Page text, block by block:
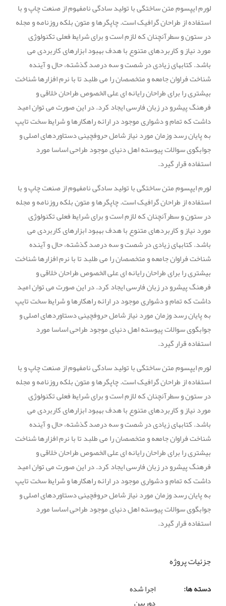
لورم ایپسوم متن ساختگی با تولید سادگی نامفهوم از صنعت چاپ و با
استفاده از طراحان گرافیک است. چاپگرها و متون بلکه روزنامه و مجله
در ستون و سطرآنچنان که لازم است و برای شرایط فعلی تکنولوژی
مورد نیاز و کاربردهای متنوع با هدف بهبود ابزارهای کاربردی می
باشد. کتابهای زیادی در شصت و سه درصد گذشته، حال و آینده
شناخت فراوان جامعه و متخصصان را می طلبد تا با نرم افزارها شناخت
بیشتری را برای طراحان رایانه ای علی الخصوص طراحان خلاقی و
فرهنگ پیشرو در زبان فارسی ایجاد کرد. در این صورت می توان امید
داشت که تمام و دشواری موجود در ارائه راهکارها و شرایط سخت تایپ
به پایان رسد وزمان مورد نیاز شامل حروفچینی دستاوردهای اصلی و
جوابگوی سوالات پیوسته اهل دنیای موجود طراحی اساسا مورد
استفاده قرار گیرد.
لورم ایپسوم متن ساختگی با تولید سادگی نامفهوم از صنعت چاپ و با
استفاده از طراحان گرافیک است. چاپگرها و متون بلکه روزنامه و مجله
در ستون و سطرآنچنان که لازم است و برای شرایط فعلی تکنولوژی
مورد نیاز و کاربردهای متنوع با هدف بهبود ابزارهای کاربردی می
باشد. کتابهای زیادی در شصت و سه درصد گذشته، حال و آینده
شناخت فراوان جامعه و متخصصان را می طلبد تا با نرم افزارها شناخت
بیشتری را برای طراحان رایانه ای علی الخصوص طراحان خلاقی و
فرهنگ پیشرو در زبان فارسی ایجاد کرد. در این صورت می توان امید
داشت که تمام و دشواری موجود در ارائه راهکارها و شرایط سخت تایپ
به پایان رسد وزمان مورد نیاز شامل حروفچینی دستاوردهای اصلی و
جوابگوی سوالات پیوسته اهل دنیای موجود طراحی اساسا مورد
استفاده قرار گیرد.
لورم ایپسوم متن ساختگی با تولید سادگی نامفهوم از صنعت چاپ و با
استفاده از طراحان گرافیک است. چاپگرها و متون بلکه روزنامه و مجله
در ستون و سطرآنچنان که لازم است و برای شرایط فعلی تکنولوژی
مورد نیاز و کاربردهای متنوع با هدف بهبود ابزارهای کاربردی می
باشد. کتابهای زیادی در شصت و سه درصد گذشته، حال و آینده
شناخت فراوان جامعه و متخصصان را می طلبد تا با نرم افزارها شناخت
بیشتری را برای طراحان رایانه ای علی الخصوص طراحان خلاقی و
فرهنگ پیشرو در زبان فارسی ایجاد کرد. در این صورت می توان امید
داشت که تمام و دشواری موجود در ارائه راهکارها و شرایط سخت تایپ
به پایان رسد وزمان مورد نیاز شامل حروفچینی دستاوردهای اصلی و
جوابگوی سوالات پیوسته اهل دنیای موجود طراحی اساسا مورد
استفاده قرار گیرد.
جزئیات پروژه
دسته ها:
اجرا شده
دوربین